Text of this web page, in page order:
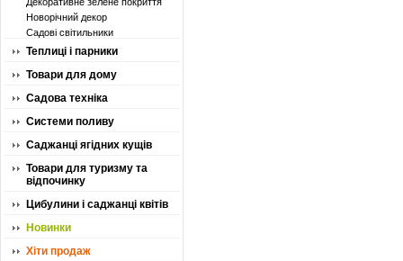
Новорічний декор
Садові світильники
Теплиці і парники
Товари для дому
Садова техніка
Системи поливу
Саджанці ягідних кущів
Товари для туризму та
відпочинку
Цибулини і саджанці квітів
Новинки
Хіти продаж